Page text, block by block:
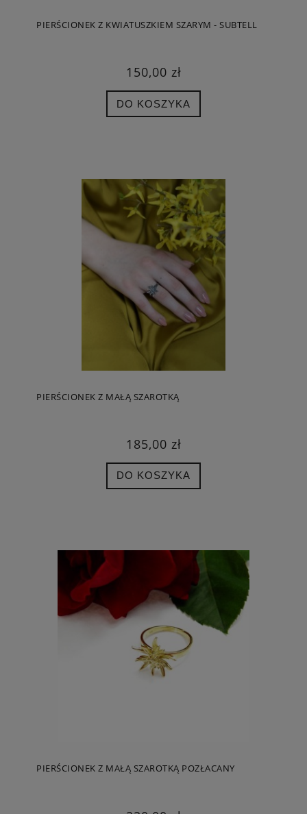
PIERŚCIONEK Z KWIATUSZKIEM SZARYM - SUBTELL
150,00 zł
DO KOSZYKA
PIERŚCIONEK Z MAŁĄ SZAROTKĄ
185,00 zł
DO KOSZYKA
PIERŚCIONEK Z MAŁĄ SZAROTKĄ POZŁACANY